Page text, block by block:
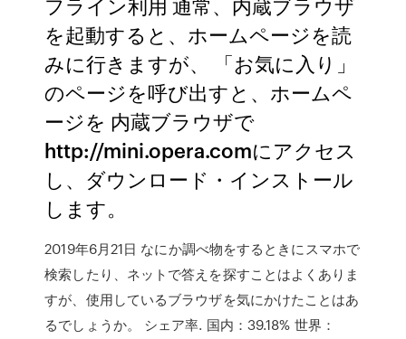
を起動すると、ホームページを読
みに行きますが、 「お気に入り」
のページを呼び出すと、ホームペ
ージを 内蔵ブラウザで
http://mini.opera.comにアクセス
し、ダウンロード・インストール
します。
2019年6月21日 なにか調べ物をするときにスマホで
検索したり、ネットで答えを探すことはよくありま
すが、使用しているブラウザを気にかけたことはあ
るでしょうか。 シェア率. 国内：39.18% 世界：